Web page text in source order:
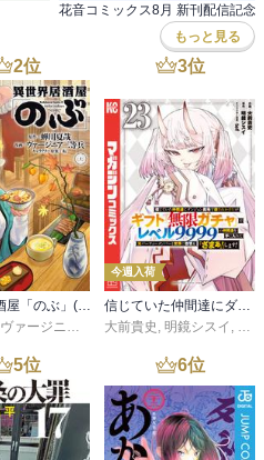
もっと見る
2位
異世界居酒屋「のぶ」(22)
ヴァージニア二等兵 ,転
3位
今週入荷
信じていた仲間達にダンジョン奥地で殺されかけたがギフト『無限ガチャ』でレベル９９９９の仲間達を手に入れて元パーティーメンバーと世界に復讐＆『ざまぁ！』します！（２３）
大前貴史 , 明鏡シスイ , ｔ
5位 6位